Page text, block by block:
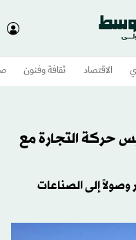
الاقتصاد ثقافة وفنون
حركة التجارة مع
إلى الصناعات